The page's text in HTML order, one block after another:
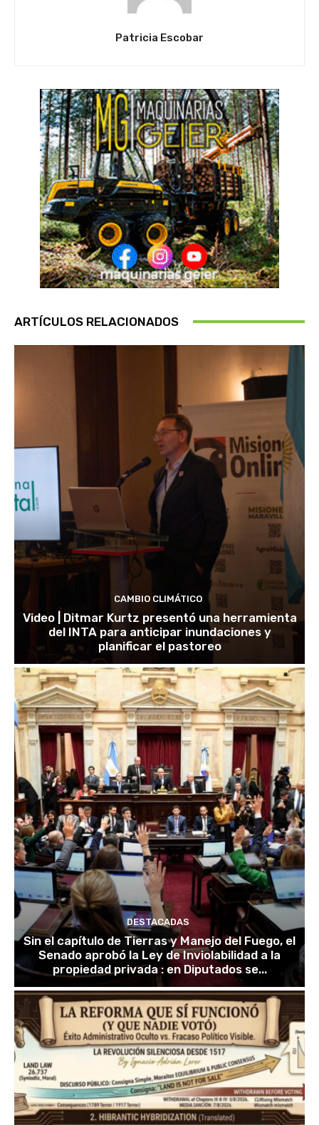
Patricia Escobar
ARTÍCULOS RELACIONADOS
CAMBIO CLIMÁTICO
Video | Ditmar Kurtz presentó una herramienta
del INTA para anticipar inundaciones y
planificar el pastoreo
DESTACADAS
Sin el capítulo de Tierras y Manejo del Fuego, el
Senado aprobó la Ley de Inviolabilidad a la
propiedad privada : en Diputados se...